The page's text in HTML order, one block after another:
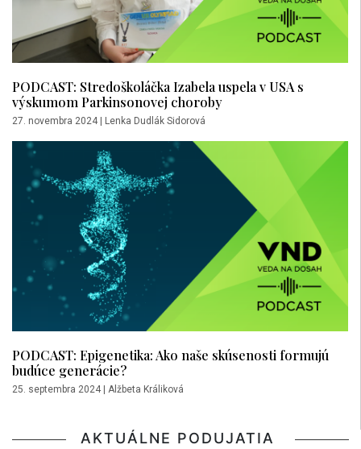
PODCAST: Stredoškoláčka Izabela uspela v USA s
výskumom Parkinsonovej choroby
27. novembra 2024 | Lenka Dudlák Sidorová
PODCAST: Epigenetika: Ako naše skúsenosti formujú
budúce generácie?
25. septembra 2024 Alžbeta Králiková
AKTUÁLNE PODUJATIA